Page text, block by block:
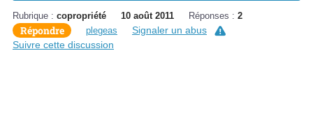
Rubrique : copropriété 10 août 2011 Réponses : 2
Répondre plegeas
Signaler un abus
Suivre cette discussion